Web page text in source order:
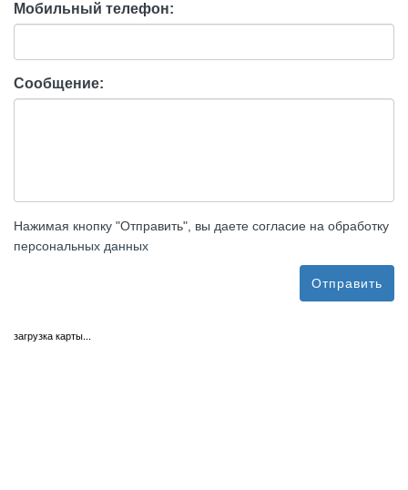
Мобильный телефон:
Сообщение:
Нажимая кнопку "Отправить", вы даете согласие на обработку
персональных данных
Отправить
загрузка карты...